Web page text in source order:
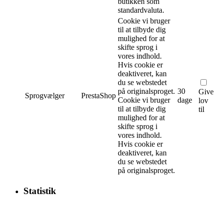
standardvaluta.
Sprogvælger PrestaShop
Cookie vi bruger
til at tilbyde dig
mulighed for at
skifte sprog i
vores indhold.
Hvis cookie er
deaktiveret, kan
du se webstedet
på originalsproget.
Cookie vi bruger
til at tilbyde dig
mulighed for at
skifte sprog i
vores indhold.
Hvis cookie er
deaktiveret, kan
du se webstedet
på originalsproget.
30
dage
Give
lov
til
Statistik